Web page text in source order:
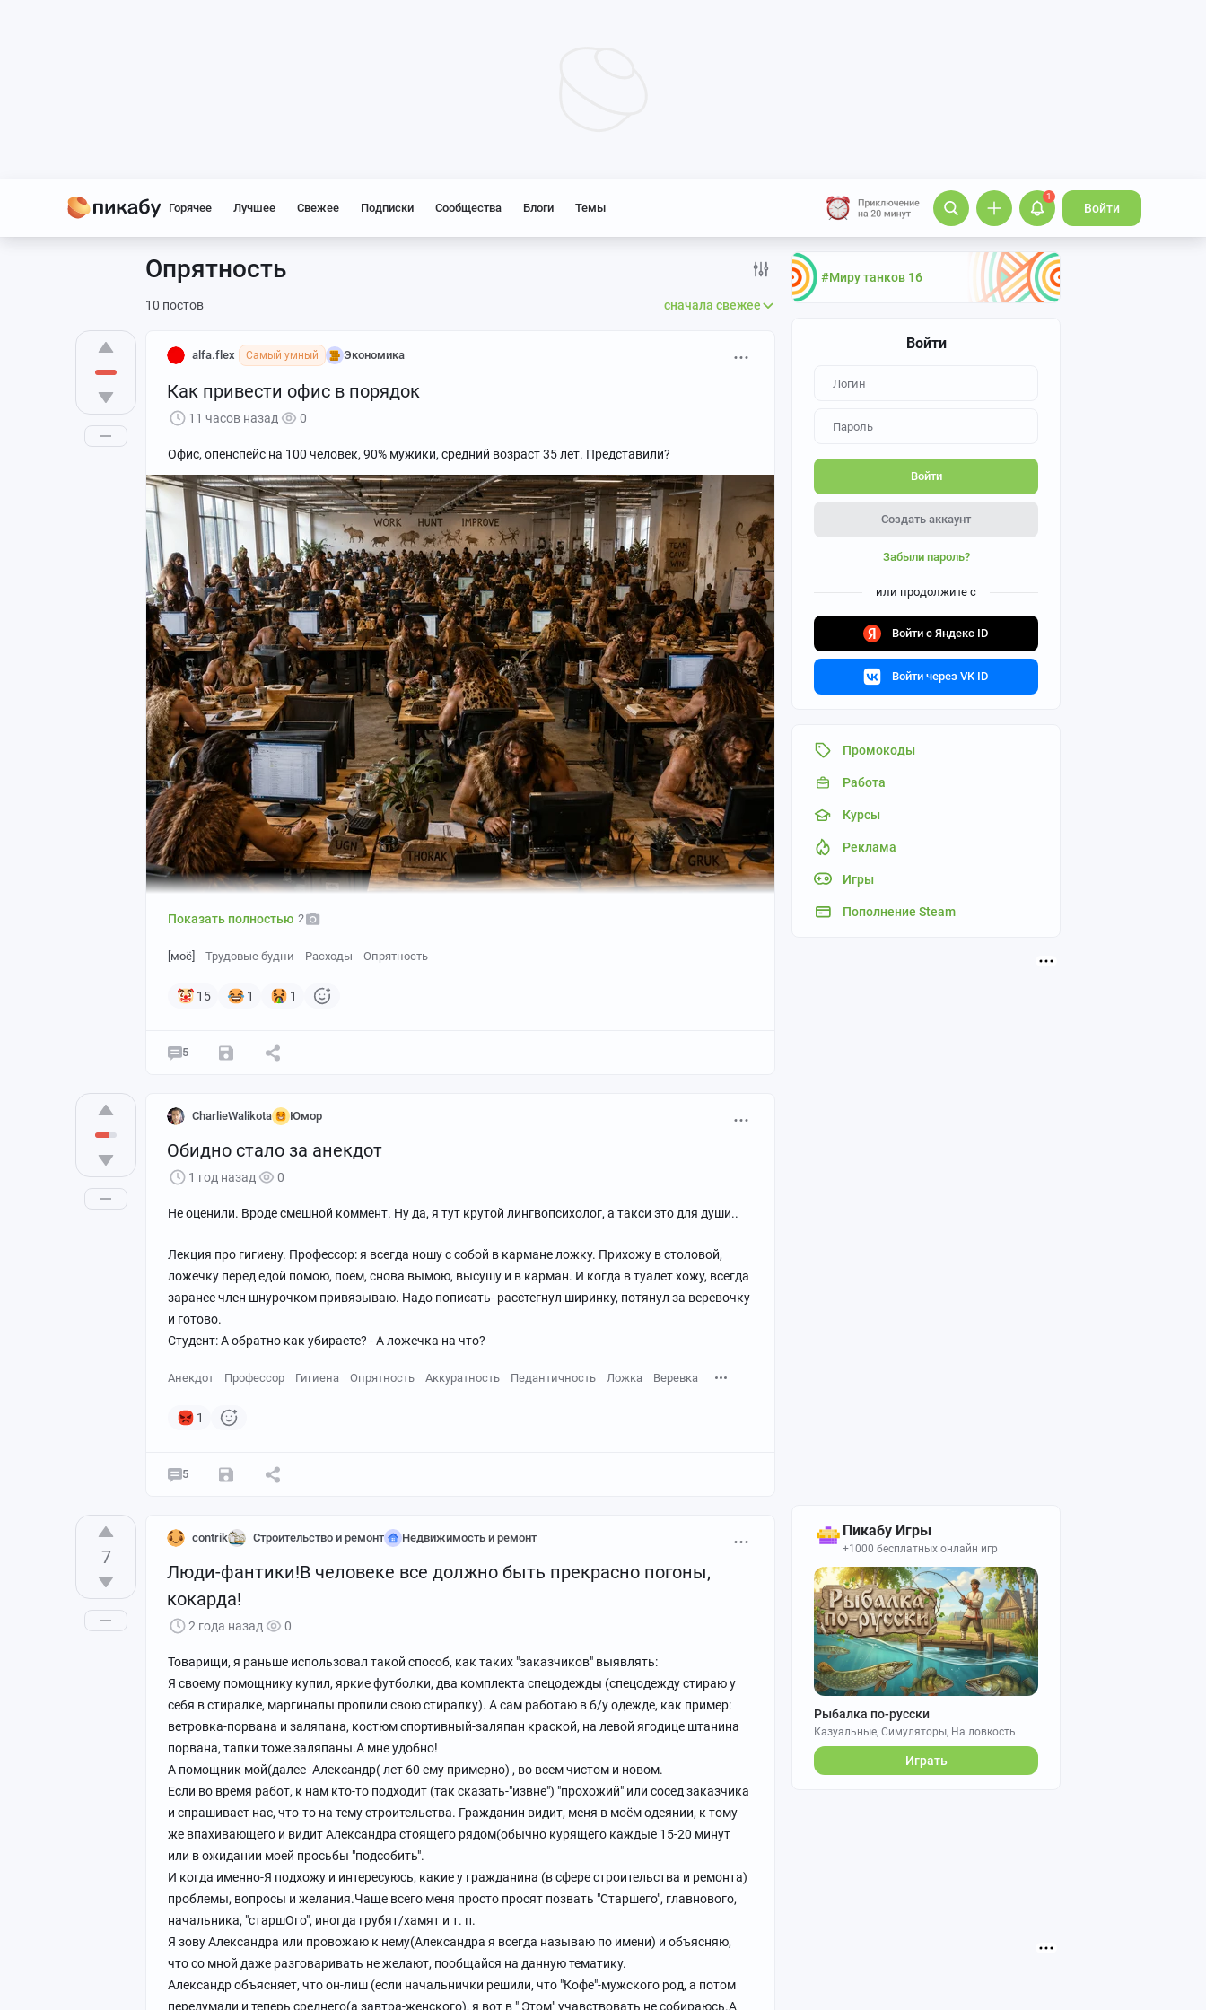
Горячее Лучшее Свежее Подписки Сообщества Блоги Темы
1
Войти
#Миру танков 16
Войти
Войти
Создать аккаунт
Забыли пароль?
или продолжите с
Войти с Яндекс ID
Войти через VK ID
Промокоды
Работа
Курсы
Реклама
Игры
Пополнение Steam
Пикабу Игры
+1000 бесплатных онлайн игр
Рыбалка по-русски
Казуальные, Симуляторы, На ловкость
Играть
Опрятность
10 постов сначала свежее
alfa.flex Самый умный Экономика
Как привести офис в порядок
11 часов назад 0
Офис, опенспейс на 100 человек, 90% мужики, средний возраст 35 лет. Представили?
Показать полностью 2
[моё] Трудовые будни Расходы Опрятность
15 1 1
5
CharlieWalikota Юмор
Обидно стало за анекдот
1 год назад 0
Не оценили. Вроде смешной коммент. Ну да, я тут крутой лингвопсихолог, а такси это для души..
Лекция про гигиену. Профессор: я всегда ношу с собой в кармане ложку. Прихожу в столовой,
ложечку перед едой помою, поем, снова вымою, высушу и в карман. И когда в туалет хожу, всегда
заранее член шнурочком привязываю. Надо пописать- расстегнул ширинку, потянул за веревочку
и готово.
Студент: А обратно как убираете? - А ложечка на что?
Анекдот Профессор Гигиена Опрятность Аккуратность Педантичность Ложка Веревка
1
5
7
contrik Строительство и ремонт Недвижимость и ремонт
Люди-фантики!В человеке все должно быть прекрасно погоны,
кокарда!
2 года назад 0
Товарищи, я раньше использовал такой способ, как таких "заказчиков" выявлять:
Я своему помощнику купил, яркие футболки, два комплекта спецодежды (спецодежду стираю у
себя в стиралке, маргиналы пропили свою стиралку). А сам работаю в б/у одежде, как пример:
ветровка-порвана и заляпана, костюм спортивный-заляпан краской, на левой ягодице штанина
порвана, тапки тоже заляпаны.А мне удобно!
А помощник мой(далее -Александр( лет 60 ему примерно) , во всем чистом и новом.
Если во время работ, к нам кто-то подходит (так сказать-"извне") "прохожий" или сосед заказчика
и спрашивает нас, что-то на тему строительства. Гражданин видит, меня в моём одеянии, к тому
же впахивающего и видит Александра стоящего рядом(обычно курящего каждые 15-20 минут
или в ожидании моей просьбы "подсобить".
И когда именно-Я подхожу и интересуюсь, какие у гражданина (в сфере строительства и ремонта)
проблемы, вопросы и желания.Чаще всего меня просто просят позвать "Старшего", главнового,
начальника, "старшОго", иногда грубят/хамят и т. п.
Я зову Александра или провожаю к нему(Александра я всегда называю по имени) и объясняю,
что со мной даже разговаривать не желают, пообщайся на данную тематику.
Александр объясняет, что он-лиш (если начальнички решили, что "Кофе"-мужского род, а потом
передумали и теперь среднего(а завтра-женского), я вот в " Этом" учавствовать не собираюсь.А